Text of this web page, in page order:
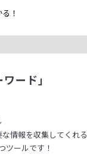
！
ード」
な情報を収集してくれる
ツールです！